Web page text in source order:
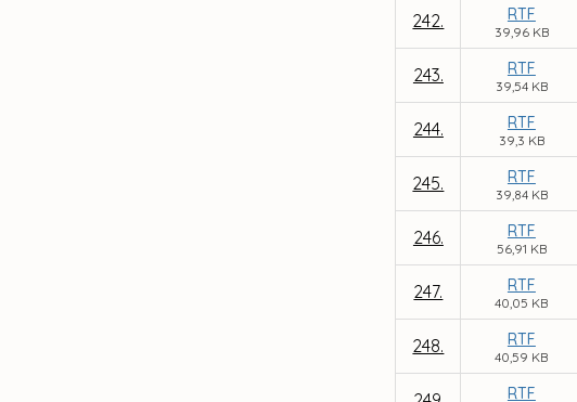
242. RTF
39,96 KB
243. RTF
39,54 KB
244. RTF
39,3 KB
245. RTF
39,84 KB
246. RTF
56,91 KB
247. RTF
40,05 KB
248. RTF
40,59 KB
RTF